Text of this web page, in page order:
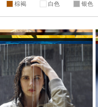
棕褐 白色 银色